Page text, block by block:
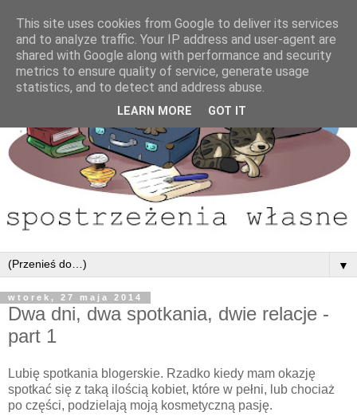
▼
wtorek, 27 maja 2014
Dwa dni, dwa spotkania, dwie relacje -
part 1
Lubię spotkania blogerskie. Rzadko kiedy mam okazję
spotkać się z taką ilością kobiet, które w pełni, lub chociaż
po części, podzielają moją kosmetyczną pasję.
This site uses cookies from Google to deliver its services
and to analyze traffic. Your IP address and user-agent are
shared with Google along with performance and security
metrics to ensure quality of service, generate usage
statistics, and to detect and address abuse.
LEARN MORE GOT IT